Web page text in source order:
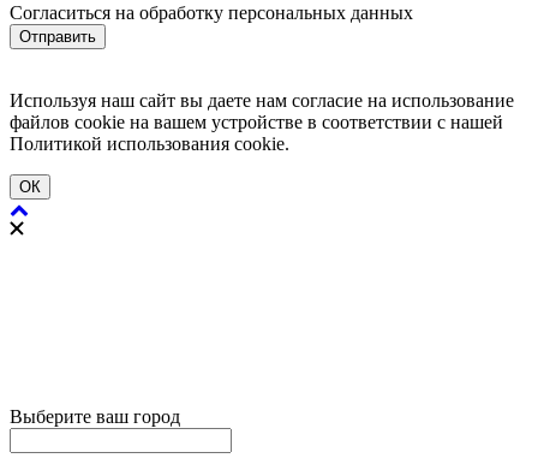
Cогласиться на обработку персональных данных
Отправить
Используя наш сайт вы даете нам согласие на использование
файлов cookie на вашем устройстве в соответствии с нашей
Политикой использования cookie.
ОК
Выберите ваш город